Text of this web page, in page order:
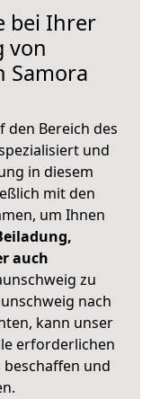
bei Ihrer
von
Samora
den Bereich des
und
in diesem
mit den
um Ihnen
auch
zu
nach
kann unser
erforderlichen
und